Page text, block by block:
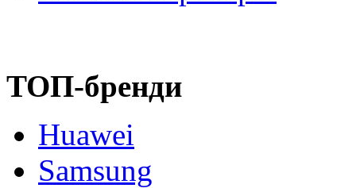
ТОП-бренди
Huawei
Samsung